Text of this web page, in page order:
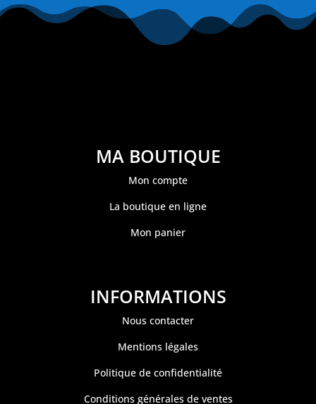
MA BOUTIQUE
Mon compte
La boutique en ligne
Mon panier
INFORMATIONS
Nous contacter
Mentions légales
Politique de confidentialité
Conditions générales de ventes